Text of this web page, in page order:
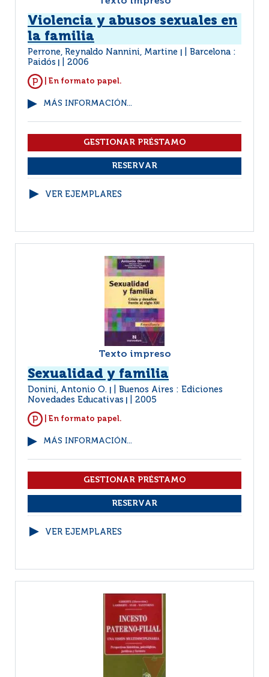
Violencia y abusos sexuales en
la familia
Perrone, Reynaldo Nannini, Martine
Barcelona :
Paidós
2006
| En formato papel.
MÁS INFORMACIÓN...
VER EJEMPLARES
Texto impreso
Sexualidad y familia
Donini, Antonio O.
Buenos Aires : Ediciones
Novedades Educativas
2005
| En formato papel.
MÁS INFORMACIÓN...
VER EJEMPLARES